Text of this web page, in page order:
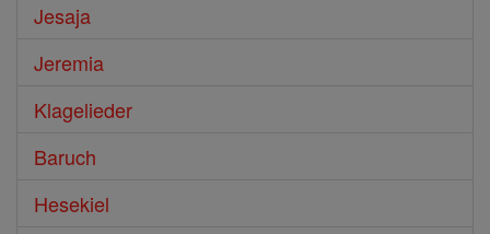
Jesaja
Jeremia
Klagelieder
Baruch
Hesekiel